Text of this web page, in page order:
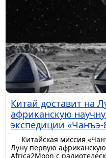
Китай доставит на
африканскую
экспедиции «Чанъэ-
Китайская миссия
Луну первую
Africa2Moon с